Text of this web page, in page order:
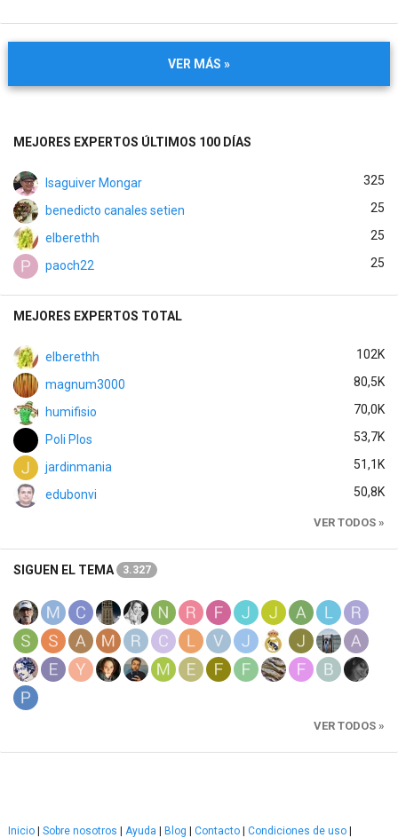
VER MÁS »
MEJORES EXPERTOS ÚLTIMOS 100 DÍAS
Isaguiver Mongar 325
benedicto canales setien 25
elberethh 25
paoch22 25
MEJORES EXPERTOS TOTAL
elberethh 102K
magnum3000 80,5K
humifisio 70,0K
Poli Plos 53,7K
jardinmania 51,1K
edubonvi 50,8K
VER TODOS »
SIGUEN EL TEMA 3.327
VER TODOS »
Inicio Sobre nosotros Ayuda Blog Contacto Condiciones de uso